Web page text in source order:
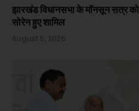
झारखंड विधानसभा के मॉनसून सत्र
सोरेन हुए शामिल
August 5, 2026